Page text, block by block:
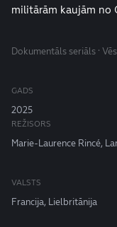
militārām kaujām no
Dokumentāls seriāls ·
GADS
2025
REŽISORS
Marie-Laurence Rincé,
VALSTS
Francija, Lielbritānija